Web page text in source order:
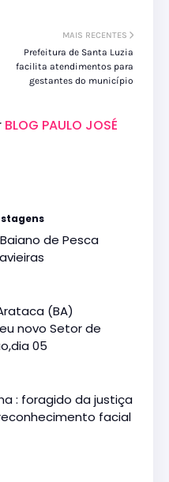
MAIS RECENTES
Prefeitura de Santa Luzia
facilita atendimentos para
gestantes do município
BLOG PAULO JOSÉ
de Pesca
(BA)
novo Setor de
05
: foragido da justiça
facial